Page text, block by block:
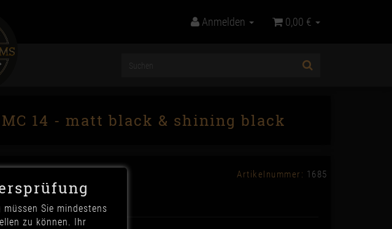
Anmelden 0,00 €
MC 14 - matt black & shining black
Artikelnummer: 1685
Sie mindestens
zu können. Ihr